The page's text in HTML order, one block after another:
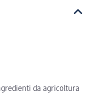
da agricoltura